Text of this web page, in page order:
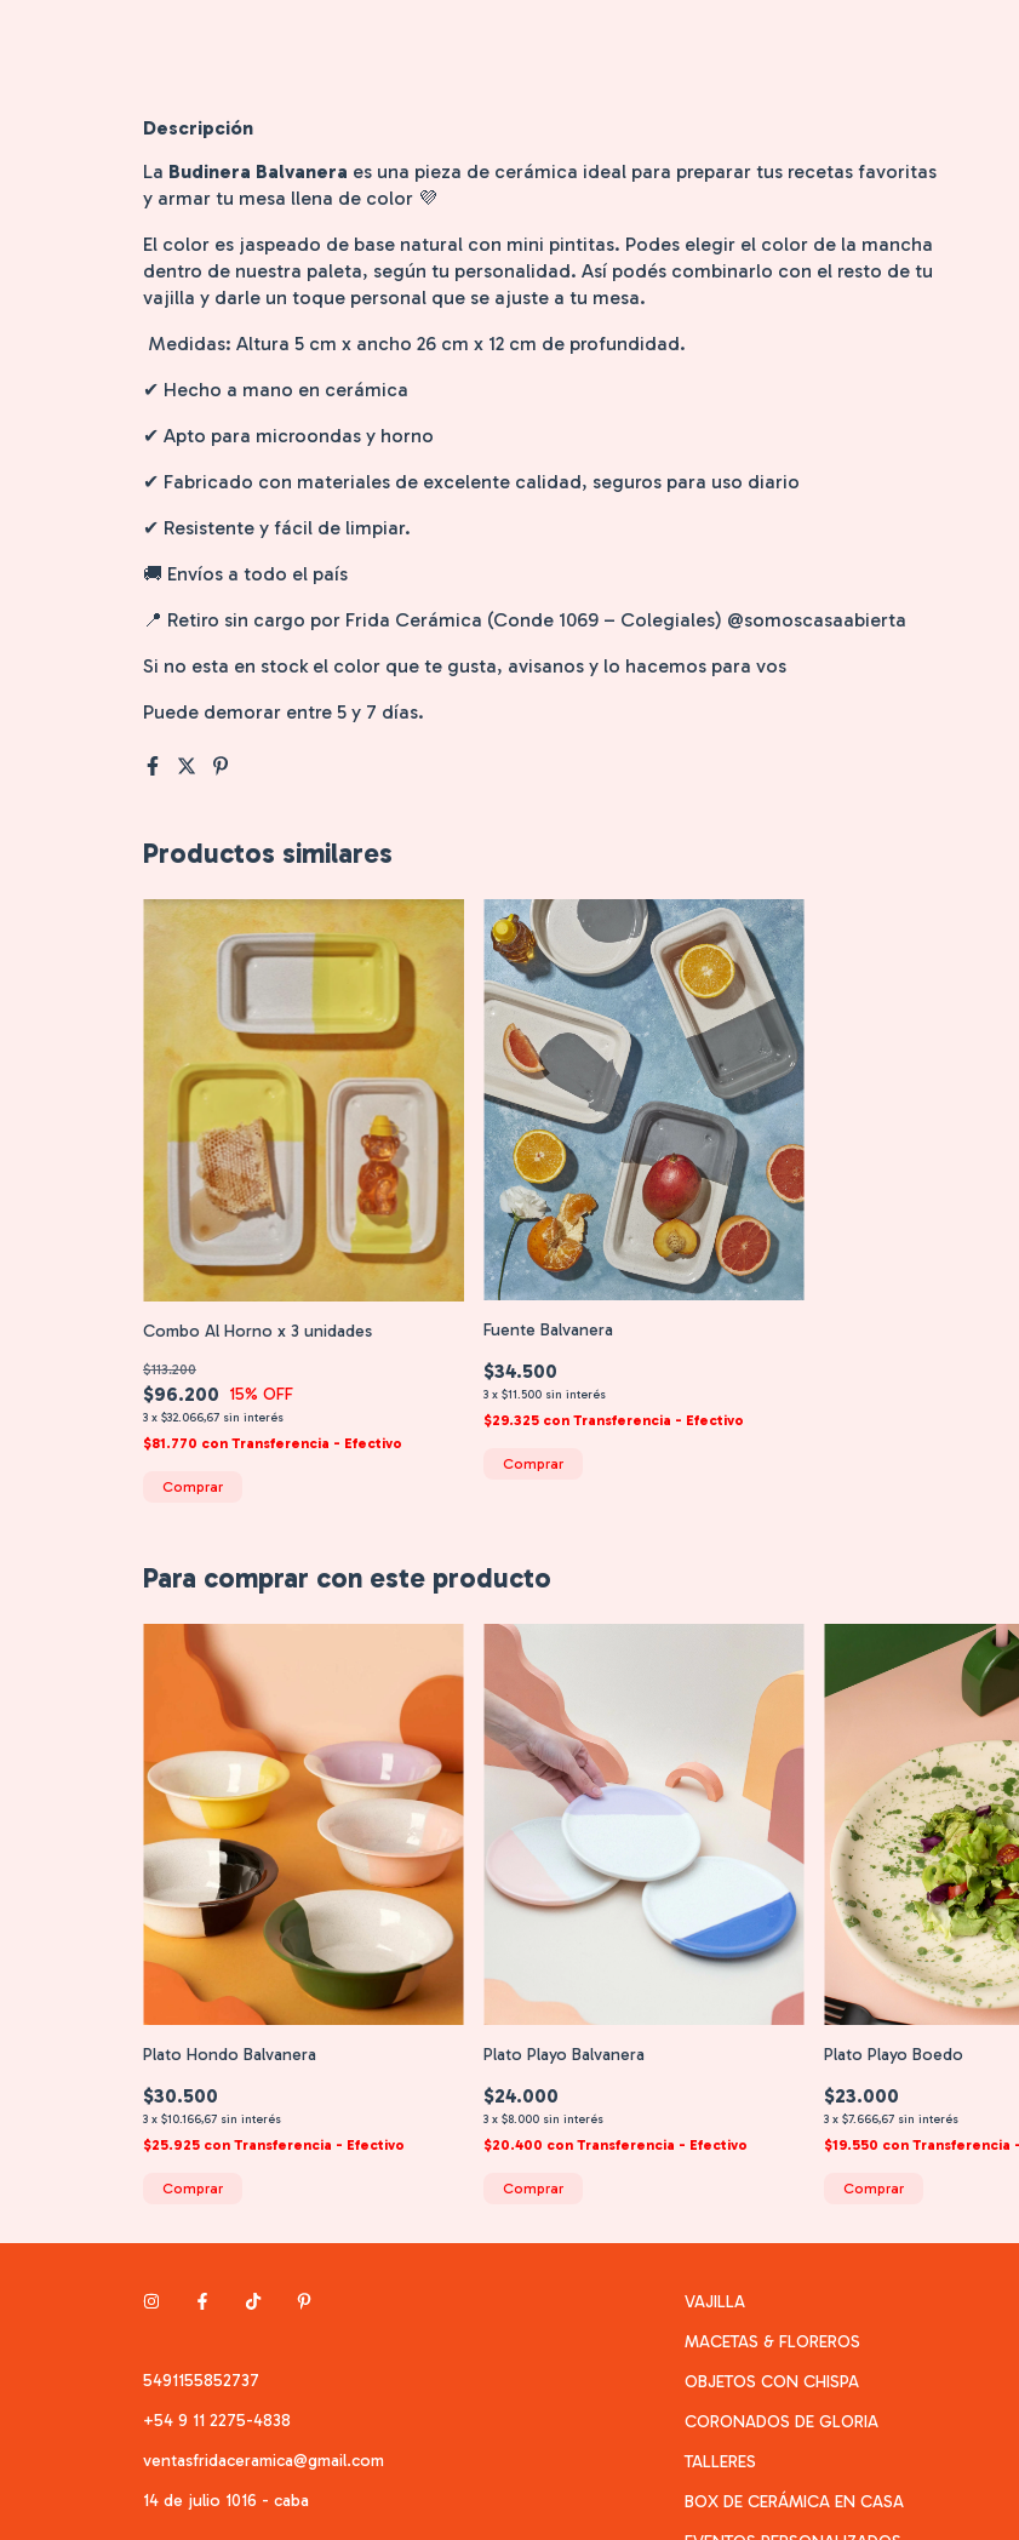
Descripción
La Budinera Balvanera es una pieza de cerámica ideal para preparar tus recetas favoritas
y armar tu mesa llena de color 💜
El color es jaspeado de base natural con mini pintitas. Podes elegir el color de la mancha
dentro de nuestra paleta, según tu personalidad. Así podés combinarlo con el resto de tu
vajilla y darle un toque personal que se ajuste a tu mesa.
Medidas: Altura 5 cm x ancho 26 cm x 12 cm de profundidad.
✔ Hecho a mano en cerámica
✔ Apto para microondas y horno
✔ Fabricado con materiales de excelente calidad, seguros para uso diario
✔ Resistente y fácil de limpiar.
🚚 Envíos a todo el país
📍 Retiro sin cargo por Frida Cerámica (Conde 1069 – Colegiales) @somoscasaabierta
Si no esta en stock el color que te gusta, avisanos y lo hacemos para vos
Puede demorar entre 5 y 7 días.
Productos similares
Combo Al Horno x 3 unidades
$96.200
$113.200
15% OFF
3 x $32.066,67 sin interés
$81.770 con Transferencia - Efectivo
Comprar
Fuente Balvanera
$34.500
3 x $11.500 sin interés
$29.325 con Transferencia - Efectivo
Comprar
Para comprar con este producto
Plato Hondo Balvanera
$30.500
3 x $10.166,67 sin interés
$25.925 con Transferencia - Efectivo
Comprar
Plato Playo Balvanera
$24.000
3 x $8.000 sin interés
$20.400 con Transferencia - Efectivo
Comprar
Plato Playo Boedo
$23.000
3 x $7.666,67 sin interés
$19.550 con Transferencia
Comprar
5491155852737
+54 9 11 2275-4838
ventasfridaceramica@gmail.com
14 de julio 1016 - caba
VAJILLA
MACETAS & FLOREROS
OBJETOS CON CHISPA
CORONADOS DE GLORIA
TALLERES
BOX DE CERÁMICA EN CASA